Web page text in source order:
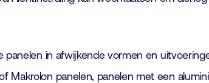
in afwijkende vormen en
panelen, panelen met een